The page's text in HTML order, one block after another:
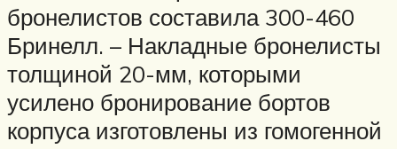
бронелистов составила 300-460
Бринелл. – Накладные бронелисты
толщиной 20-мм, которыми
усилено бронирование бортов
корпуса изготовлены из гомогенной